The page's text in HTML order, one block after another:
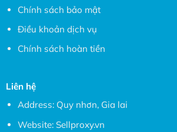
Chính sách bảo mật
Điều khoản dịch vụ
Chính sách hoàn tiền
Liên hệ
Address: Quy nhơn, Gia lai
Website: Sellproxy.vn